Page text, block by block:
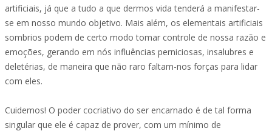
artificiais, já que a tudo a que dermos vida tenderá a manifestar-
se em nosso mundo objetivo. Mais além, os elementais artificiais
sombrios podem de certo modo tomar controle de nossa razão e
emoções, gerando em nós influências perniciosas, insalubres e
deletérias, de maneira que não raro faltam-nos forças para lidar
com eles.
Cuidemos! O poder cocriativo do ser encarnado é de tal forma
singular que ele é capaz de prover, com um mínimo de